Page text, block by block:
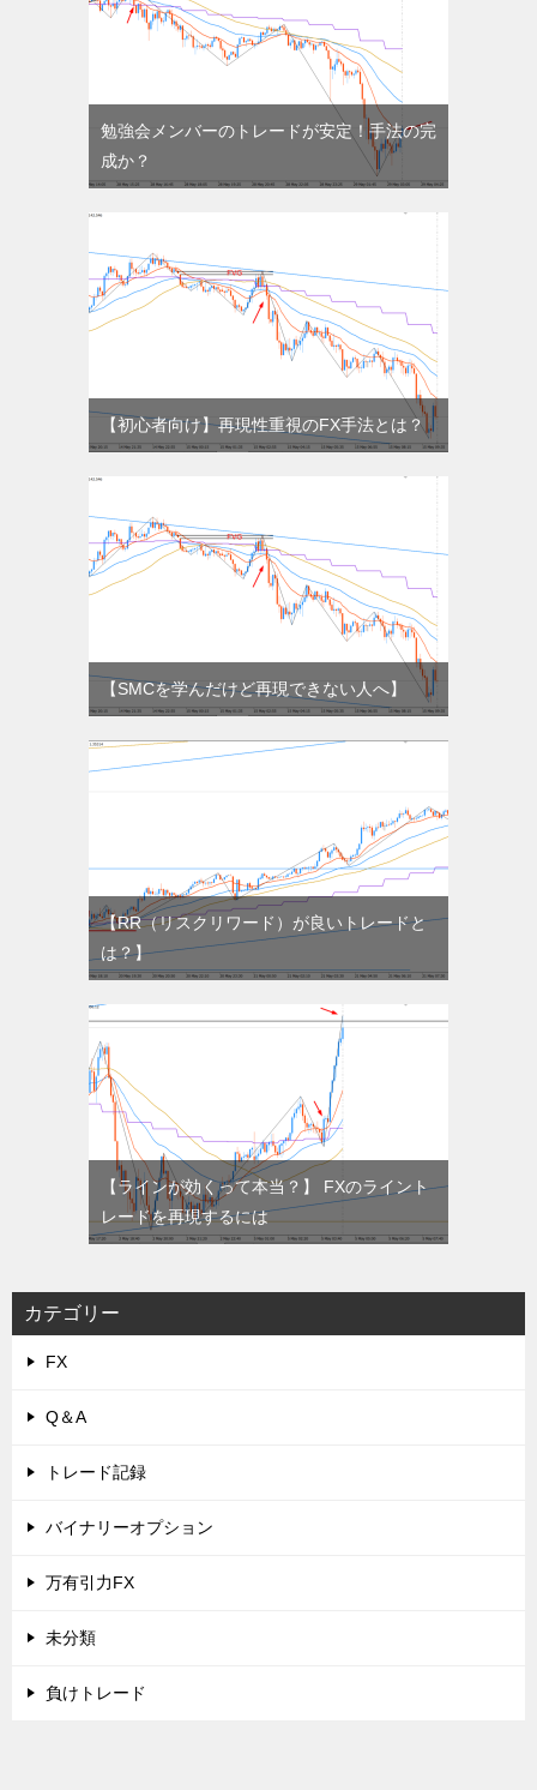
勉強会メンバーのトレードが安定！手法の完
成か？
【初心者向け】再現性重視のFX手法とは？
【SMCを学んだけど再現できない人へ】
【RR（リスクリワード）が良いトレードと
は？】
【ラインが効くって本当？】 FXのライント
レードを再現するには
カテゴリー
FX
Q＆A
トレード記録
バイナリーオプション
万有引力FX
未分類
負けトレード